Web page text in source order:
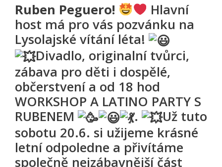
Ruben Peguero!
Hlavní
host má pro vás pozvánku na
Lysolajské vítání léta!
Divadlo, originalní tvůrci,
zábava pro děti i dospělé,
občerstvení a od 18 hod
WORKSHOP A LATINO PARTY S
RUBENEM
.
Už tuto
sobotu 20.6. si užijeme krásné
letní odpoledne a přivítáme
společně nejzábavnější část